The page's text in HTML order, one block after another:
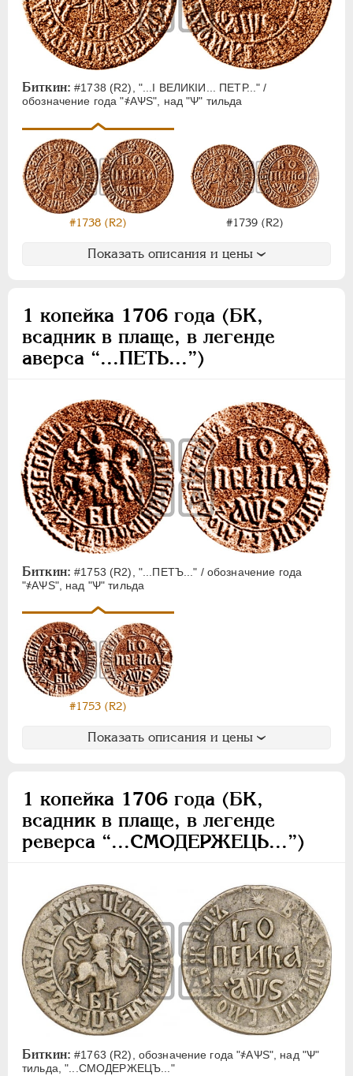
Биткин: #1738 (R2), "...I ВЕЛИКIИ... ПЕТР..." /
обозначение года "҂АѰS", над "Ѱ" тильда
#1738 (R2) #1739 (R2)
Показать описания и цены
1 копейка 1706 года (БК,
всадник в плаще, в легенде
аверса “...ПЕТЬ...”)
Биткин: #1753 (R2), "...ПЕТЪ..." / обозначение года
"҂АѰS", над "Ѱ" тильда
#1753 (R2)
Показать описания и цены
1 копейка 1706 года (БК,
всадник в плаще, в легенде
реверса “...СМОДЕРЖЕЦЬ...”)
Биткин: #1763 (R2), обозначение года "҂АѰS", над "Ѱ"
тильда, "...СМОДЕРЖЕЦЪ..."